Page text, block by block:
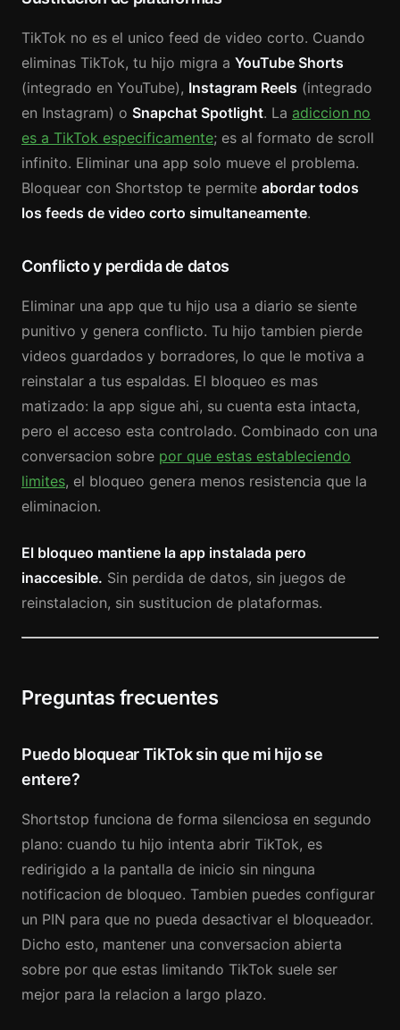
TikTok no es el unico feed de video corto. Cuando
eliminas TikTok, tu hijo migra a YouTube Shorts
(integrado en YouTube), Instagram Reels (integrado
en Instagram) o Snapchat Spotlight. La adiccion no
es a TikTok especificamente; es al formato de scroll
infinito. Eliminar una app solo mueve el problema.
Bloquear con Shortstop te permite abordar todos
los feeds de video corto simultaneamente.
Conflicto y perdida de datos
Eliminar una app que tu hijo usa a diario se siente
punitivo y genera conflicto. Tu hijo tambien pierde
videos guardados y borradores, lo que le motiva a
reinstalar a tus espaldas. El bloqueo es mas
matizado: la app sigue ahi, su cuenta esta intacta,
pero el acceso esta controlado. Combinado con una
conversacion sobre por que estas estableciendo
limites, el bloqueo genera menos resistencia que la
eliminacion.
El bloqueo mantiene la app instalada pero
inaccesible. Sin perdida de datos, sin juegos de
reinstalacion, sin sustitucion de plataformas.
Preguntas frecuentes
Puedo bloquear TikTok sin que mi hijo se
entere?
Shortstop funciona de forma silenciosa en segundo
plano: cuando tu hijo intenta abrir TikTok, es
redirigido a la pantalla de inicio sin ninguna
notificacion de bloqueo. Tambien puedes configurar
un PIN para que no pueda desactivar el bloqueador.
Dicho esto, mantener una conversacion abierta
sobre por que estas limitando TikTok suele ser
mejor para la relacion a largo plazo.